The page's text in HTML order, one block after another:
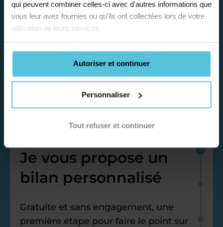
qui peuvent combiner celles-ci avec d'autres informations que
vous leur avez fournies ou qu'ils ont collectées lors de votre
utilisation de leurs services.
Autoriser et continuer
Personnaliser
Tout refuser et continuer
Je vous propose un
bilan personnalisé
Gratuite et sans engagement, une
première étape pour faire le point sur